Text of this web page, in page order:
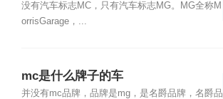
没有汽车标志MC，只有汽车标志MG。MG全称M
orrisGarage，...
mc是什么牌子的车
并没有mc品牌，品牌是mg，是名爵品牌，名爵品